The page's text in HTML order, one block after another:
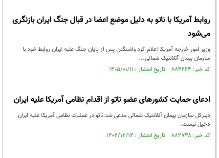
روابط آمریکا با ناتو به دلیل موضع‌ اعضا در قبال جنگ ایران بازنگری
می‌شود
وزیر امور خارجه آمریکا اعلام کرد واشنگتن پس از پایان جنگ علیه ایران روابط خود با
سازمان پیمان آتلانتیک شمالی...
کد خبر: ۸۸۴۴۶۴ تاریخ انتشار : ۱۴۰۵/۰۱/۱۱
ادعای حمایت کشورهای عضو ناتو از اقدام نظامی آمریکا علیه ایران
دبیرکل سازمان پیمان آتلانتیک شمالی مدعی شد:ناتو در عملیات نظامی آمریکا علیه ایران
دخیل نیست.
کد خبر: ۸۸۲۷۴۸ تاریخ انتشار : ۱۴۰۴/۱۲/۱۴